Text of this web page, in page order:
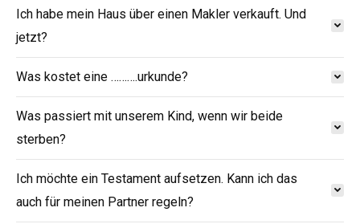
Ich habe mein Haus über einen Makler verkauft. Und
jetzt?
Was kostet eine ……….urkunde?
Was passiert mit unserem Kind, wenn wir beide
sterben?
Ich möchte ein Testament aufsetzen. Kann ich das
auch für meinen Partner regeln?